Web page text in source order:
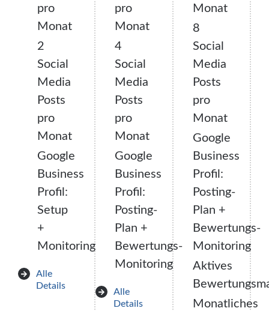
pro
Monat
2
Social
Media
Posts
pro
Monat
Google
Business
Profil:
Setup
+
Monitoring
Alle
Details
pro
Monat
4
Social
Media
Posts
pro
Monat
Google
Business
Profil:
Posting-
Plan +
Bewertungs-
Monitoring
Alle
Details
Monat
8
Social
Media
Posts
pro
Monat
Google
Business
Profil:
Posting-
Plan +
Bewertungs-
Monitoring
Aktives
Monatliches